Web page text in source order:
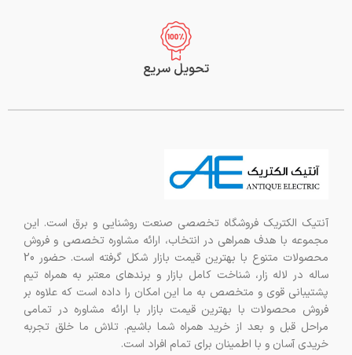
تحویل سریع
آنتیک الکتریک فروشگاه تخصصی صنعت روشنایی و برق است. این
مجموعه با هدف همراهی در انتخاب، ارائه مشاوره تخصصی و فروش
محصولات متنوع با بهترین قیمت بازار شکل گرفته است. حضور 20
ساله در لاله زار، شناخت کامل بازار و برندهای معتبر به همراه تیم
پشتیبانی قوی و متخصص به ما این امکان را داده است که علاوه بر
فروش محصولات با بهترین قیمت بازار با ارائه مشاوره در تمامی
مراحل قبل و بعد از خرید همراه شما باشیم. تلاش ما خلق تجربه
خریدی آسان و با اطمینان برای تمام افراد است.